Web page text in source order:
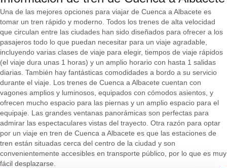
Una de las mejores opciones para viajar de Cuenca a Albacete es
tomar un tren rápido y moderno. Todos los trenes de alta velocidad
que circulan entre las ciudades han sido diseñados para ofrecer a los
pasajeros todo lo que puedan necesitar para un viaje agradable,
incluyendo varias clases de viaje para elegir, tiempos de viaje rápidos
(el viaje dura unas 1 horas) y un amplio horario con hasta 1 salidas
diarias. También hay fantásticas comodidades a bordo a su servicio
durante el viaje. Los trenes de Cuenca a Albacete cuentan con
vagones amplios y luminosos, equipados con cómodos asientos, y
ofrecen mucho espacio para las piernas y un amplio espacio para el
equipaje. Las grandes ventanas panorámicas son perfectas para
admirar las espectaculares vistas del trayecto. Otra razón para optar
por un viaje en tren de Cuenca a Albacete es que las estaciones de
tren están situadas cerca del centro de la ciudad y son
convenientemente accesibles en transporte público, por lo que es muy
fácil desplazarse.